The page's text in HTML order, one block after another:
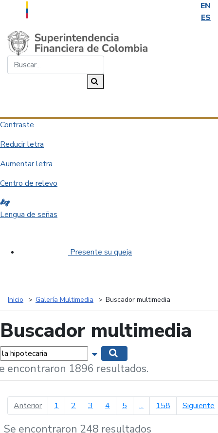
EN
ES
Saltar al contenido principal
Contraste
Reducir letra
Aumentar letra
Centro de relevo
Lengua de señas
Presente su queja
Inicio Galería Multimedia Buscador multimedia
Buscador multimedia
Mostrar opciones de búsqueda
encontraron 1896 resultados.
Anteriorpágina anterior
1 2 3 4 5 ... 158 Siguiente
Se encontraron 248 resultados